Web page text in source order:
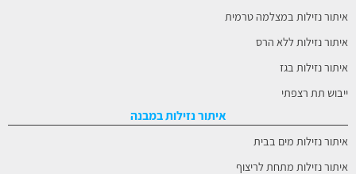
איתור נזילות במצלמה טרמית
איתור נזילות ללא הרס
איתור נזילות בגז
ייבוש תת רצפתי
איתור נזילות במבנה
איתור נזילות מים בבית
איתור נזילות מתחת לריצוף